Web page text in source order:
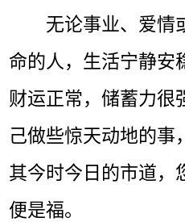
无论事业、爱情
命的人，生活宁静安
财运正常，储蓄力很
己做些惊天动地的事
其今时今日的市道，
便是福。